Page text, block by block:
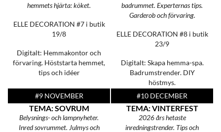
hemmets hjärta: köket.
ELLE DECORATION #7 i butik
19/8
Digitalt: Hemmakontor och
förvaring. Höststarta hemmet,
tips och idéer
badrummet. Experternas tips.
Garderob och förvaring.
ELLE DECORATION #8 i butik
23/9
Digitalt: Skapa hemma-spa.
Badrumstrender. DIY
höstmys.
#9 NOVEMBER
TEMA: SOVRUM
Belysnings- och lampnyheter.
Inred sovrummet. Julmys och
#10 DECEMBER
TEMA: VINTERFEST
2026 års hetaste
inredningstrender. Tips och